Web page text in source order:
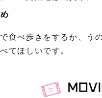
食べ歩きをするか、う
てほしいです。